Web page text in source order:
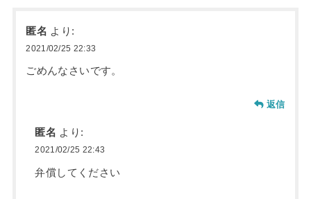
匿名 より:
2021/02/25 22:33
ごめんなさいです。
返信
匿名 より:
2021/02/25 22:43
弁償してください